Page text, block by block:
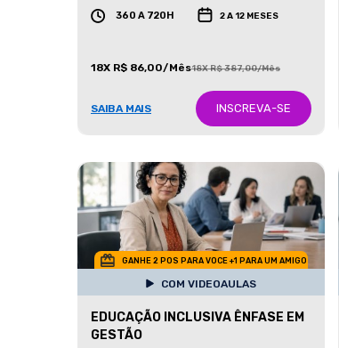
360 A 720H 2 A 12 MESES
18X R$ 86,00/Mês18X R$ 387,00/Mês
SAIBA MAIS INSCREVA-SE
GANHE 2 POS PARA VOCE +1 PARA UM AMIGO
COM VIDEOAULAS
EDUCAÇÃO INCLUSIVA ÊNFASE EM
GESTÃO